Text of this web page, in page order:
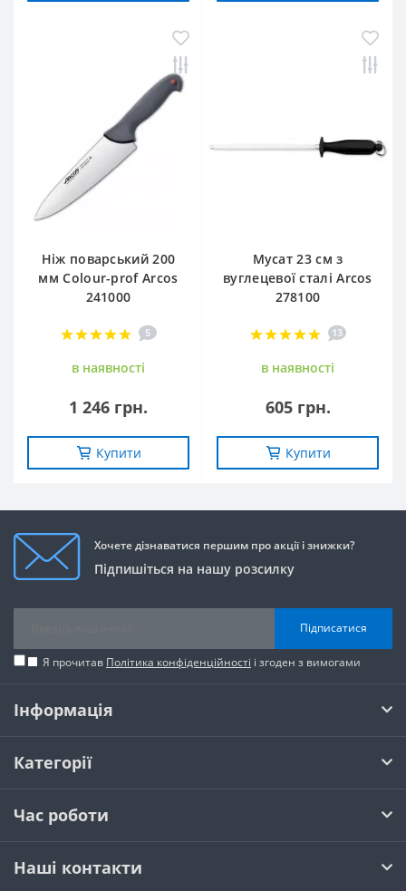
Ніж поварський 200
мм Сolour-prof Arcos
241000
5
в наявностi
1 246 грн.
Купити
Мусат 23 см з
вуглецевої сталі Arcos
278100
13
в наявностi
605 грн.
Купити
Хочете дізнаватися першим про акції і знижки?
Підпишіться на нашу розсилку
Підписатися
Я прочитав Політика конфіденційності і згоден з вимогами
Інформація
Категорії
Час роботи
Наші контакти